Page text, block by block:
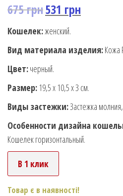
675грн531 грн
Кошелек:женский.
Вид материала изделия:Кожа
Цвет:черный.
Размер: 19,5 х 10,5 х 3 см.
Виды застежки:Застежка
Особенности дизайна
Кошелек горизонтальный.
В 1 клик
Товар є в наявності!